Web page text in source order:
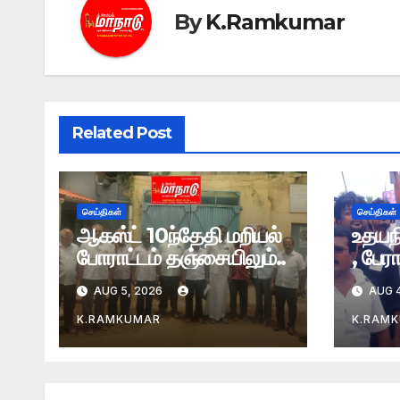
ByK.Ramkumar
Related Post
செய்திகள்
ஆகஸ்ட் 10ந்தேதி மறியல்
போராட்டம் தஞ்சையிலும்..
AUG 5, 2026
K.RAMKUMAR
செய்திகள்
,
AUG